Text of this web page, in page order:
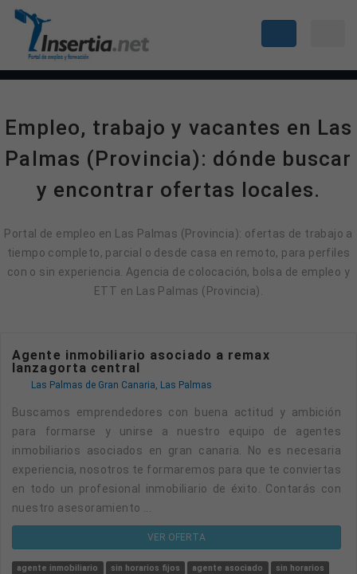
Empleo, trabajo y vacantes en Las
Palmas (Provincia): dónde buscar
y encontrar ofertas locales.
Portal de empleo en Las Palmas (Provincia): ofertas de trabajo a
tiempo completo, parcial o desde casa en remoto, para perfiles
con o sin experiencia. Agencia de colocación, bolsa de empleo y
ETT en Las Palmas (Provincia).
Agente inmobiliario asociado a remax
lanzagorta central
Las Palmas de Gran Canaria, Las Palmas
Buscamos emprendedores con buena actitud y ambición
para formarse y unirse a nuestro equipo de agentes
inmobiliarios asociados en gran canaria. No es necesaria
experiencia, nosotros te formaremos para que te conviertas
en todo un profesional inmobiliario de éxito. Contarás con
nuestro asesoramiento ...
VER OFERTA
agente inmobiliario sin horarios fijos agente asociado sin horarios